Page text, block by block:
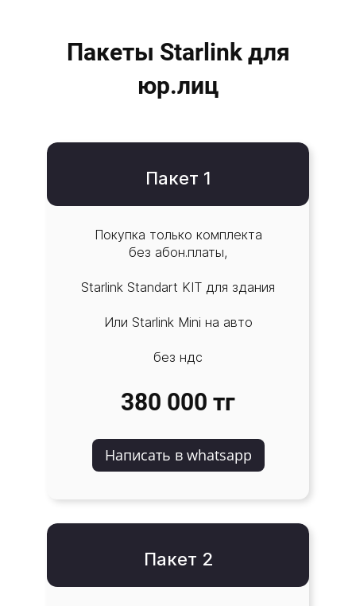
Пакеты Starlink для
юр.лиц
Пакет 1
Покупка только комплекта
без абон.платы,
Starlink Standart KIT для здания
Или Starlink Mini на авто
без ндс
380 000 тг
Написать в whatsapp
Пакет 2